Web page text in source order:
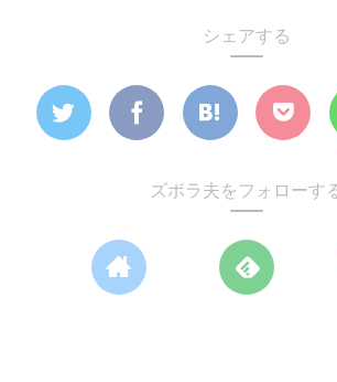
シェアする
ズボラ夫をフォローす